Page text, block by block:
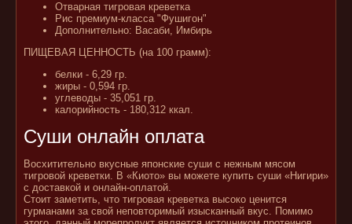
Отварная тигровая креветка
Рис премиум-класса "Фушигон"
Дополнительно: Васаби, Имбирь
ПИЩЕВАЯ ЦЕННОСТЬ (на 100 грамм):
белки - 6,29 гр.
жиры - 0,594 гр.
углеводы - 35,051 гр.
калорийность - 180,312 ккал.
Суши онлайн оплата
Восхитительно вкусные японские суши с нежным мясом
тигровой креветки. В «Киото» вы можете купить суши «Нигири»
с доставкой и онлайн-оплатой.
Стоит заметить, что тигровая креветка высоко ценится
гурманами за свой неповторимый изысканный вкус. Помимо